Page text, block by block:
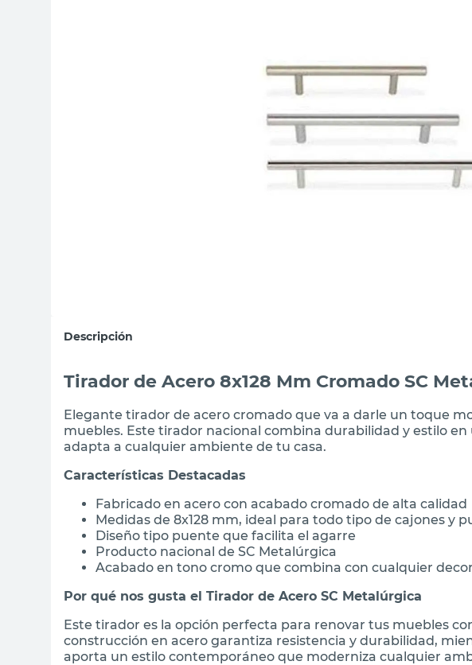
Descripción
Tirador de Acero 8x128 Mm Cromado SC
Elegante tirador de acero cromado que va a darle un toque
muebles. Este tirador nacional combina durabilidad y estilo
adapta a cualquier ambiente de tu casa.
Características Destacadas
Fabricado en acero con acabado cromado de alta calidad
Medidas de 8x128 mm, ideal para todo tipo de cajones y
Diseño tipo puente que facilita el agarre
Producto nacional de SC Metalúrgica
Acabado en tono cromo que combina con cualquier
Por qué nos gusta el Tirador de Acero SC Metalúrgica
Este tirador es la opción perfecta para renovar tus muebles
construcción en acero garantiza resistencia y durabilidad,
aporta un estilo contemporáneo que moderniza cualquier